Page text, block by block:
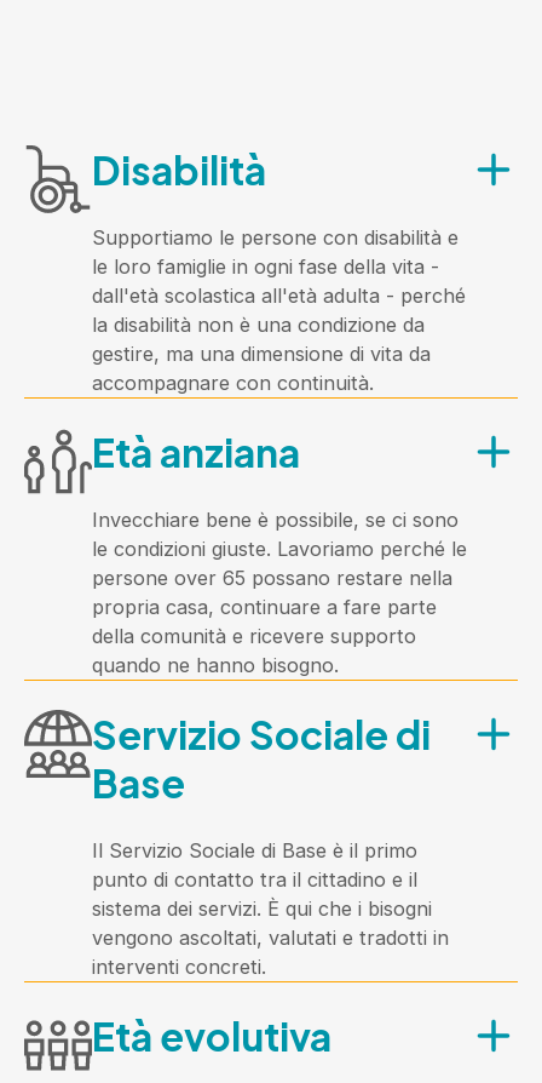
Disabilità
Supportiamo le persone con disabilità e
le loro famiglie in ogni fase della vita -
dall'età scolastica all'età adulta - perché
la disabilità non è una condizione da
gestire, ma una dimensione di vita da
accompagnare con continuità.
A minori, adulti e anziani residenti
di disabilità.
Cosa offre?
Servizi educativi, domiciliari e di
supporto alla vita autonoma, pensati
per favorire la partecipazione delle
comunità. Nel 2024 abbiamo avviato,
riflessione condivisa sul Progetto di Vita
accompagnare le persone con disabilità
verso una vita piena e autodeterminata.
Età anziana
Invecchiare bene è possibile, se ci sono
le condizioni giuste. Lavoriamo perché le
persone over 65 possano restare nella
propria casa, continuare a fare parte
della comunità e ricevere supporto
quando ne hanno bisogno.
Alle persone over 65 residenti
nell'Ambito e ai loro caregiver.
Assistenza domiciliare, caffè sociali,
supporto ai caregiver, progetti di
housing sociale e iniziative per favorire
l'invecchiamento attivo. È un'area in
forte crescita: i bisogni della
articolati e l'Azienda investe con
Servizio Sociale di
Base
Il Servizio Sociale di Base è il primo
punto di contatto tra il cittadino e il
sistema dei servizi. È qui che i bisogni
vengono ascoltati, valutati e tradotti in
interventi concreti.
A tutti i cittadini residenti nei 20 Comuni
Età evolutiva